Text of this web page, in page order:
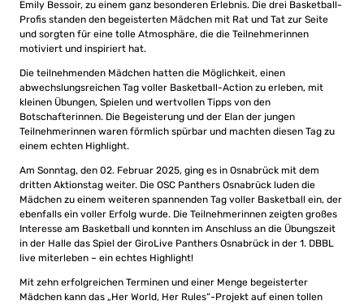
Emily Bessoir, zu einem ganz besonderen Erlebnis. Die drei Basketball-
Profis standen den begeisterten Mädchen mit Rat und Tat zur Seite
und sorgten für eine tolle Atmosphäre, die die Teilnehmerinnen
motiviert und inspiriert hat.
Die teilnehmenden Mädchen hatten die Möglichkeit, einen
abwechslungsreichen Tag voller Basketball-Action zu erleben, mit
kleinen Übungen, Spielen und wertvollen Tipps von den
Botschafterinnen. Die Begeisterung und der Elan der jungen
Teilnehmerinnen waren förmlich spürbar und machten diesen Tag zu
einem echten Highlight.
Am Sonntag, den 02. Februar 2025, ging es in Osnabrück mit dem
dritten Aktionstag weiter. Die OSC Panthers Osnabrück luden die
Mädchen zu einem weiteren spannenden Tag voller Basketball ein, der
ebenfalls ein voller Erfolg wurde. Die Teilnehmerinnen zeigten großes
Interesse am Basketball und konnten im Anschluss an die Übungszeit
in der Halle das Spiel der GiroLive Panthers Osnabrück in der 1. DBBL
live miterleben – ein echtes Highlight!
Mit zehn erfolgreichen Terminen und einer Menge begeisterter
Mädchen kann das „Her World, Her Rules“-Projekt auf einen tollen